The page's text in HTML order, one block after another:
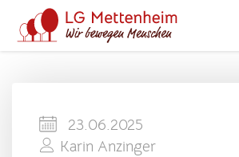
23.06.2025
Karin Anzinger